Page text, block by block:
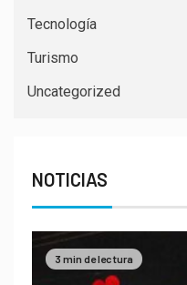
Tecnología
Turismo
Uncategorized
NOTICIAS
3 min de lectura